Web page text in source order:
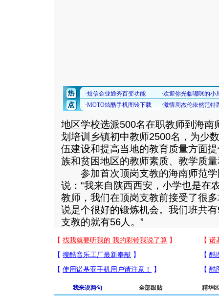
地区学校选派500名在职教师到海南
划培训乡镇初中教师2500名，为少
伍建设和提高当地的教育质量方面
族和贫困地区的教师素质、教学质
参加首次顶岗支教的海南师范学
说：“我来自陕西西安，小学也是在
教师，我们在顶岗支教前接受了很
说是个很好的锻炼机会。我们班共
支教的就有56人。”
我来说两句 全部跟贴 精华区